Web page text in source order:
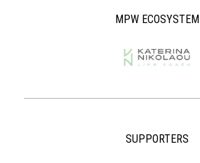
MPW ECOSYSTEM
SUPPORTERS